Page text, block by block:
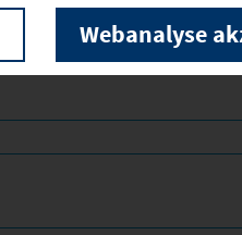
190 *
Webanalyse